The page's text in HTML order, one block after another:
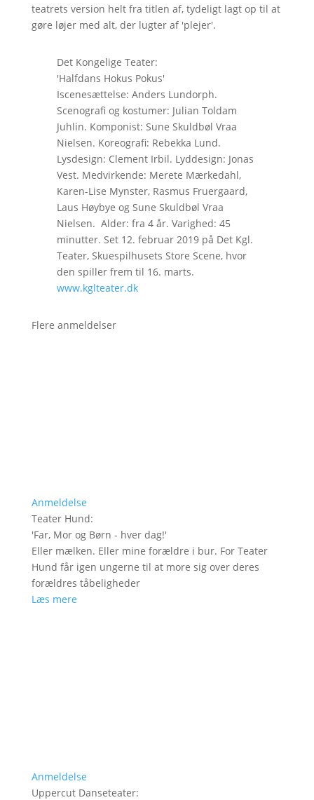
teatrets version helt fra titlen af, tydeligt lagt op til at
gøre løjer med alt, der lugter af 'plejer'.
Det Kongelige Teater:
'Halfdans Hokus Pokus'
Iscenesættelse: Anders Lundorph.
Scenografi og kostumer: Julian Toldam
Juhlin. Komponist: Sune Skuldbøl Vraa
Nielsen. Koreografi: Rebekka Lund.
Lysdesign: Clement Irbil. Lyddesign: Jonas
Vest. Medvirkende: Merete Mærkedahl,
Karen-Lise Mynster, Rasmus Fruergaard,
Laus Høybye og Sune Skuldbøl Vraa
Nielsen. Alder: fra 4 år. Varighed: 45
minutter. Set 12. februar 2019 på Det Kgl.
Teater, Skuespilhusets Store Scene, hvor
den spiller frem til 16. marts.
www.kglteater.dk
Flere anmeldelser
Anmeldelse
Teater Hund:
'Far, Mor og Børn - hver dag!'
Eller mælken. Eller mine forældre i bur. For Teater
Hund får igen ungerne til at more sig over deres
forældres tåbeligheder
Læs mere
Anmeldelse
Uppercut Danseteater: